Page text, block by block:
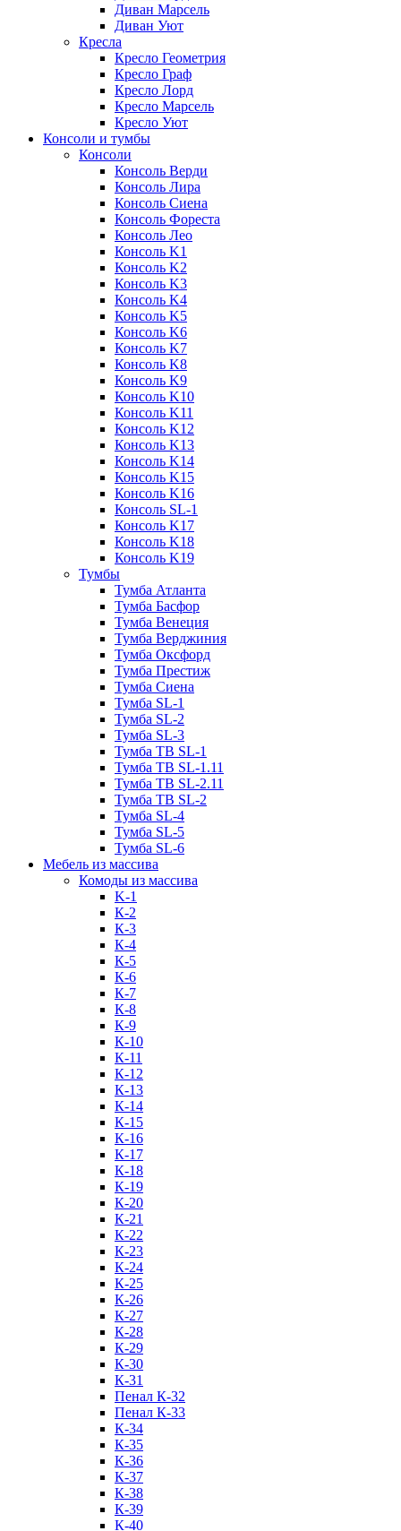
Диван Марсель
Диван Уют
Кресла
Кресло Геометрия
Кресло Граф
Кресло Лорд
Кресло Марсель
Кресло Уют
Консоли и тумбы
Консоли
Консоль Верди
Консоль Лира
Консоль Сиена
Консоль Фореста
Консоль Лео
Консоль K1
Консоль K2
Консоль K3
Консоль K4
Консоль K5
Консоль K6
Консоль K7
Консоль K8
Консоль K9
Консоль K10
Консоль K11
Консоль K12
Консоль K13
Консоль K14
Консоль K15
Консоль K16
Консоль SL-1
Консоль K17
Консоль K18
Консоль K19
Тумбы
Тумба Атланта
Тумба Басфор
Тумба Венеция
Тумба Верджиния
Тумба Оксфорд
Тумба Престиж
Тумба Сиена
Тумба SL-1
Тумба SL-2
Тумба SL-3
Тумба ТВ SL-1
Тумба ТВ SL-1.11
Тумба ТВ SL-2.11
Тумба ТВ SL-2
Тумба SL-4
Тумба SL-5
Тумба SL-6
Мебель из массива
Комоды из массива
K-1
К-2
К-3
К-4
К-5
К-6
К-7
К-8
К-9
К-10
К-11
К-12
К-13
К-14
К-15
К-16
К-17
К-18
К-19
К-20
К-21
К-22
К-23
К-24
К-25
К-26
К-27
К-28
К-29
К-30
К-31
Пенал К-32
Пенал К-33
К-34
К-35
К-36
К-37
К-38
К-39
К-40